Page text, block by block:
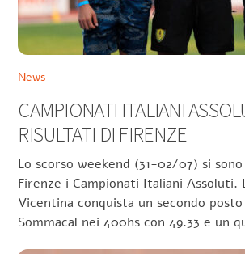
News
CAMPIONATI ITALIANI
RISULTATI DI FIRENZE
Lo scorso weekend (31-02/07) si
Firenze i Campionati Italiani Assoluti.
Vicentina conquista un secondo
Sommacal nei 400hs con 49.33 e un